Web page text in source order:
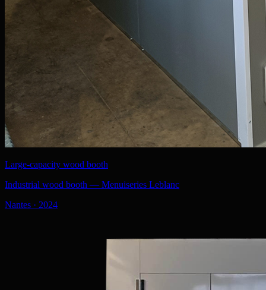
Large-capacity wood booth
Industrial wood booth — Menuiseries Leblanc
Nantes · 2024